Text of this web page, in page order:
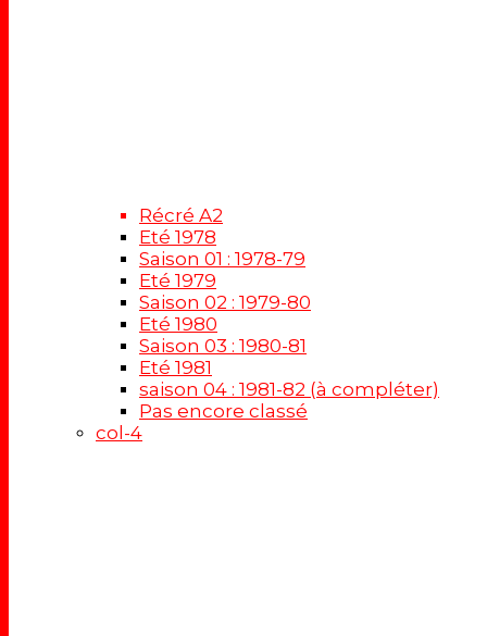
Récré A2
Eté 1978
Saison 01 : 1978-79
Eté 1979
Saison 02 : 1979-80
Eté 1980
Saison 03 : 1980-81
Eté 1981
saison 04 : 1981-82 (à compléter)
Pas encore classé
col-4